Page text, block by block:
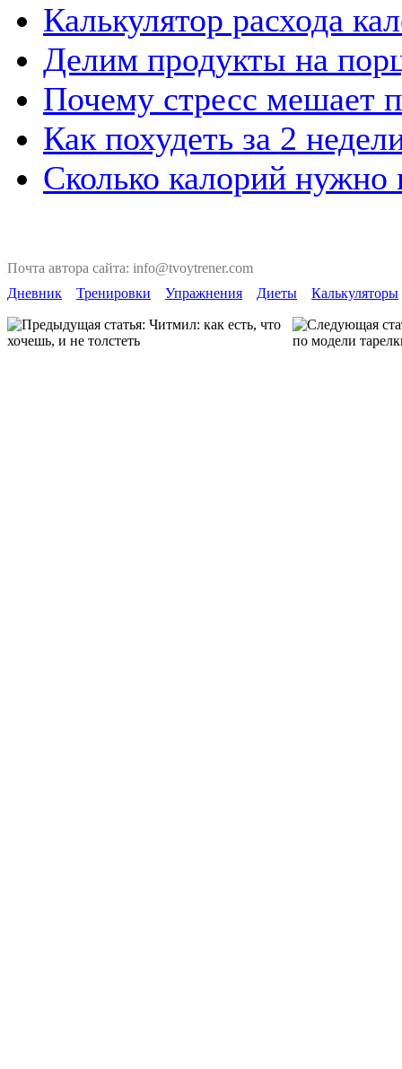
Калькулятор расхода
Делим продукты на
Почему стресс мешает
Как похудеть за 2
Сколько калорий нужно
Почта автора сайта: info@tvoytrener.com
Дневник
Тренировки Упражнения Диеты Калькуляторы